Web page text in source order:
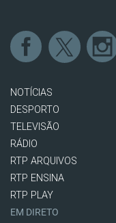
NOTÍCIAS
DESPORTO
TELEVISÃO
RÁDIO
RTP ARQUIVOS
RTP ENSINA
RTP PLAY
EM DIRETO